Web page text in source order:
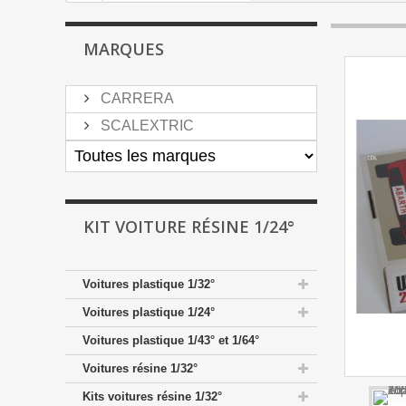
MARQUES
CARRERA
SCALEXTRIC
KIT VOITURE RÉSINE 1/24°
Voitures plastique 1/32°
Voitures plastique 1/24°
Voitures plastique 1/43° et 1/64°
Voitures résine 1/32°
Kits voitures résine 1/32°